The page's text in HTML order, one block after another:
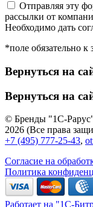
Отправляя эту
рассылки от
Необходимо дать
*поле обязательно
Вернуться на
Вернуться на
© Бренды "1С-
2026 (Все права
+7 (495) 777-25-43,
Согласие на
Политика
Работает на "1С-